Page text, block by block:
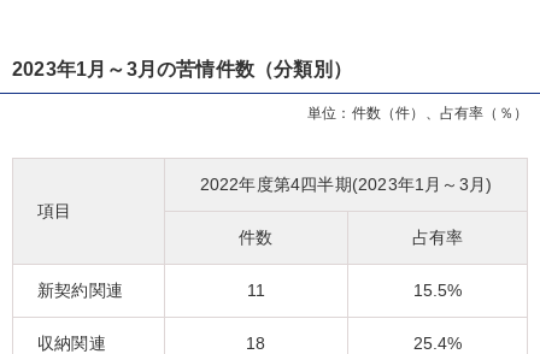
2023年1月～3月の苦情件数（分類別）
単位：件数（件）、占有率（％）
項目
2022年度第4四半期(2023年1月～3月)
件数 占有率
新契約関連 11 15.5%
収納関連 18 25.4%